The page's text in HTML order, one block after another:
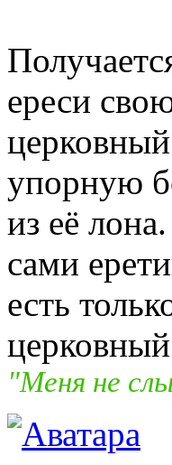
ереси
упорную
из её
сами
есть
"Меня не